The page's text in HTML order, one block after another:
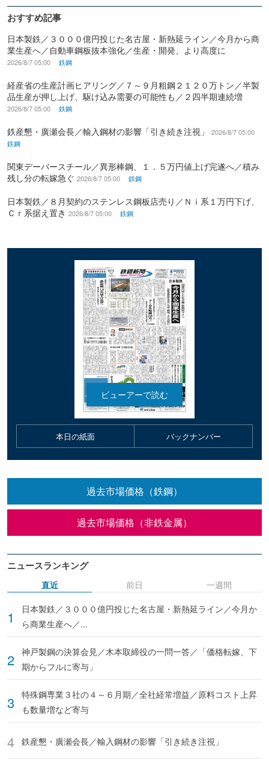
おすすめ記事
日本製鉄／３０００億円投じた名古屋・新熱延ライン／今月から商
業生産へ／自動車鋼板抜本強化／生産・開発、より高度に
2026/8/7 05:00 鉄鋼
経産省の生産計画ヒアリング／７～９月粗鋼２１２０万トン／半製
品生産が押し上げ、駆け込み需要の可能性も／２四半期連続増
2026/8/7 05:00 鉄鋼
鉄産懇・廣瀬会長／輸入鋼材の影響「引き続き注視」
2026/8/7 05:00
鉄鋼
関東デーバースチール／異形棒鋼、１．５万円値上げ完遂へ／積み
残し分の転嫁急ぐ 2026/8/7 05:00 鉄鋼
日本製鉄／８月契約のステンレス鋼板店売り／Ｎｉ系１万円下げ、
Ｃｒ系据え置き 2026/8/7 05:00 鉄鋼
本日の紙面 バックナンバー
過去市場価格（鉄鋼）
過去市場価格（非鉄金属）
ニュースランキング
直近
日本製鉄／３０００億円投じた名古屋・新熱延ライン／今月か
ら商業生産へ／...
神戸製鋼の決算会見／木本取締役の一問一答／「価格転嫁、下
期からフルに寄与」
特殊鋼専業３社の４～６月期／全社経常増益／原料コスト上昇
も数量増など寄与
鉄産懇・廣瀬会長／輸入鋼材の影響「引き続き注視」
前日 一週間